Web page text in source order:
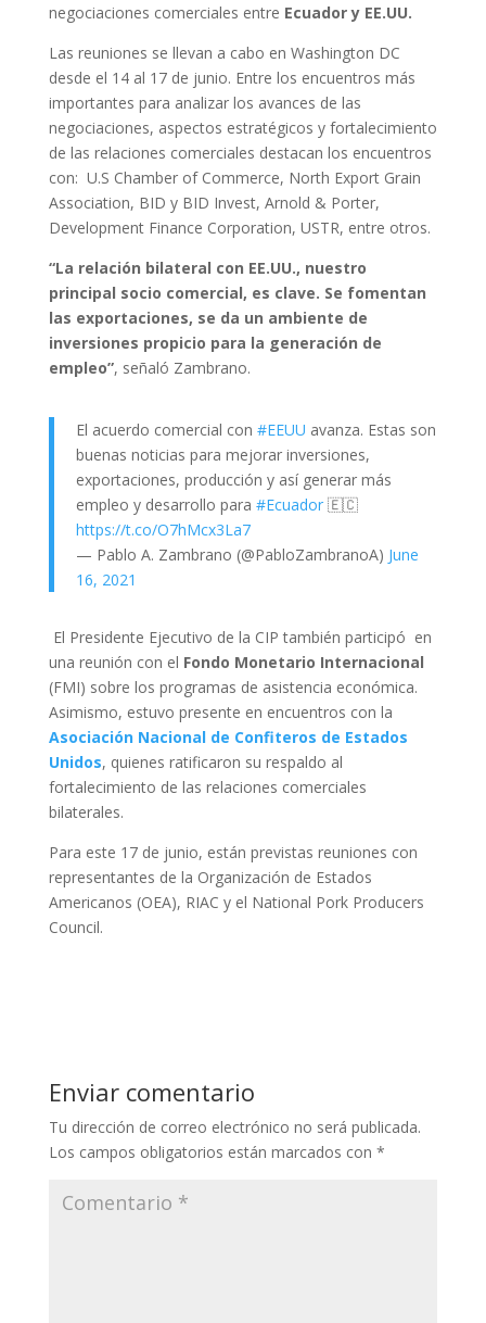
negociaciones comerciales entre Ecuador y EE.UU.
Las reuniones se llevan a cabo en Washington DC
desde el 14 al 17 de junio. Entre los encuentros más
importantes para analizar los avances de las
negociaciones, aspectos estratégicos y fortalecimiento
de las relaciones comerciales destacan los encuentros
con: U.S Chamber of Commerce, North Export Grain
Association, BID y BID Invest, Arnold & Porter,
Development Finance Corporation, USTR, entre otros.
“La relación bilateral con EE.UU., nuestro
principal socio comercial, es clave. Se fomentan
las exportaciones, se da un ambiente de
inversiones propicio para la generación de
empleo”, señaló Zambrano.
El acuerdo comercial con #EEUU avanza. Estas son
buenas noticias para mejorar inversiones,
exportaciones, producción y así generar más
empleo y desarrollo para #Ecuador🇪🇨
https://t.co/O7hMcx3La7
— Pablo A. Zambrano (@PabloZambranoA) June
16, 2021
El Presidente Ejecutivo de la CIP también participó en
una reunión con el Fondo Monetario Internacional
(FMI) sobre los programas de asistencia económica.
Asimismo, estuvo presente en encuentros con la
Asociación Nacional de Confiteros de Estados
Unidos, quienes ratificaron su respaldo al
fortalecimiento de las relaciones comerciales
bilaterales.
Para este 17 de junio, están previstas reuniones con
representantes de la Organización de Estados
Americanos (OEA), RIAC y el National Pork Producers
Council.
Enviar comentario
Tu dirección de correo electrónico no será publicada.
Los campos obligatorios están marcados con *